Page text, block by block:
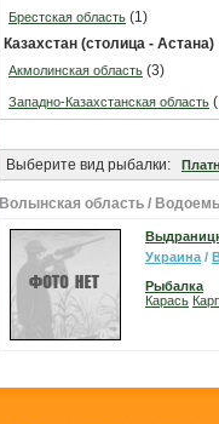
Брестская область (1)
Казахстан (столица - Астана)
Акмолинская область (3)
Западно-Казахстанская область
Выберите вид рыбалки:
Волынская область /
Украина /
Рыбалка
Карась